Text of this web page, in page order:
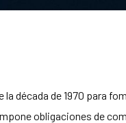
década de 1970 para
obligaciones de